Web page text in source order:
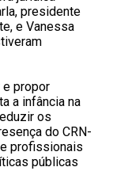
presidente
e Vanessa
propor
a infância na
os
do CRN-
profissionais
públicas